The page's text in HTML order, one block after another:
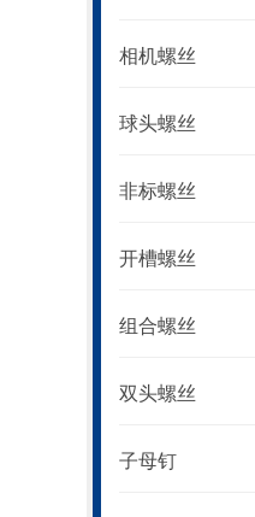
相机螺丝
球头螺丝
非标螺丝
开槽螺丝
组合螺丝
双头螺丝
子母钉